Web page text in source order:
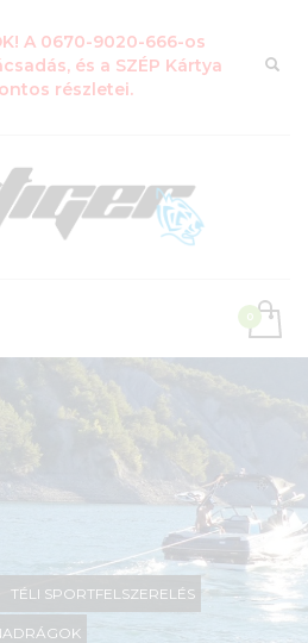
A 0670-9020-666-os
és a SZÉP Kártya
részletei.
TÉLI SPORTFELSZERELÉS